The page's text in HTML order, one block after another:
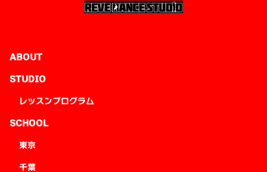
ABOUT
STUDIO
レッスンプログラム
SCHOOL
東京
千葉